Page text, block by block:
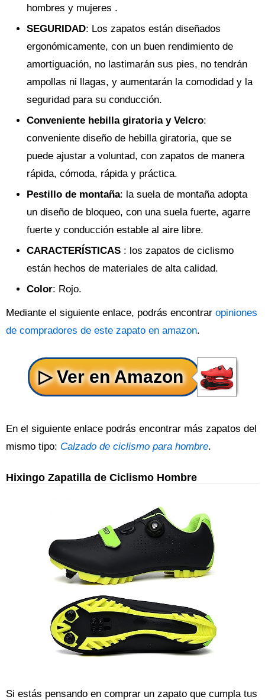
hombres y mujeres .
SEGURIDAD: Los zapatos están diseñados
ergonómicamente, con un buen rendimiento de
amortiguación, no lastimarán sus pies, no tendrán
ampollas ni llagas, y aumentarán la comodidad y la
seguridad para su conducción.
Conveniente hebilla giratoria y Velcro:
conveniente diseño de hebilla giratoria, que se
puede ajustar a voluntad, con zapatos de manera
rápida, cómoda, rápida y práctica.
Pestillo de montaña: la suela de montaña adopta
un diseño de bloqueo, con una suela fuerte, agarre
fuerte y conducción estable al aire libre.
CARACTERÍSTICAS : los zapatos de ciclismo
están hechos de materiales de alta calidad.
Color: Rojo.
Mediante el siguiente enlace, podrás encontrar opiniones
de compradores de este zapato en amazon.
En el siguiente enlace podrás encontrar más zapatos del
mismo tipo: Calzado de ciclismo para hombre.
Hixingo Zapatilla de Ciclismo Hombre
Si estás pensando en comprar un zapato que cumpla tus